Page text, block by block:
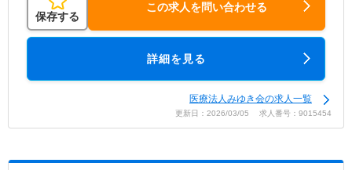
保存する
この求人を問い合わせる
詳細を見る
医療法人みゆき会の求人一覧
更新日：2026/03/05 求人番号：9015454